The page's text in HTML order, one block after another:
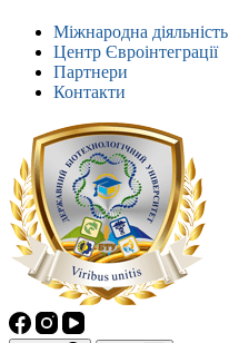
Міжнародна діяльність
Центр Євроінтеграції
Партнери
Контакти